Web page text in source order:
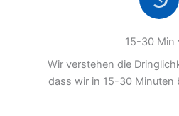
15-30 Min
Wir verstehen die
dass wir in 15-30 Minuten